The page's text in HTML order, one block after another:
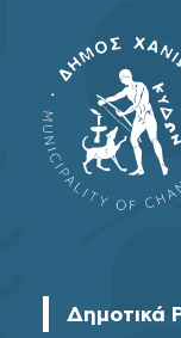
Δημοτικά